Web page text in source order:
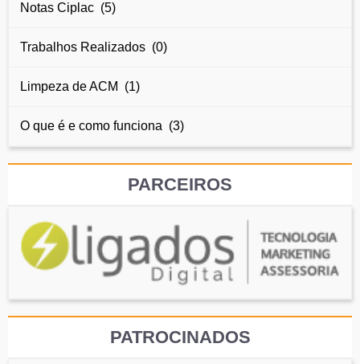
Notas Ciplac (5)
Trabalhos Realizados (0)
Limpeza de ACM (1)
O que é e como funciona (3)
PARCEIROS
PATROCINADOS